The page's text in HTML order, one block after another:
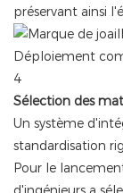
préservant ainsi
Sélection des
Un système
standardisation
Pour le